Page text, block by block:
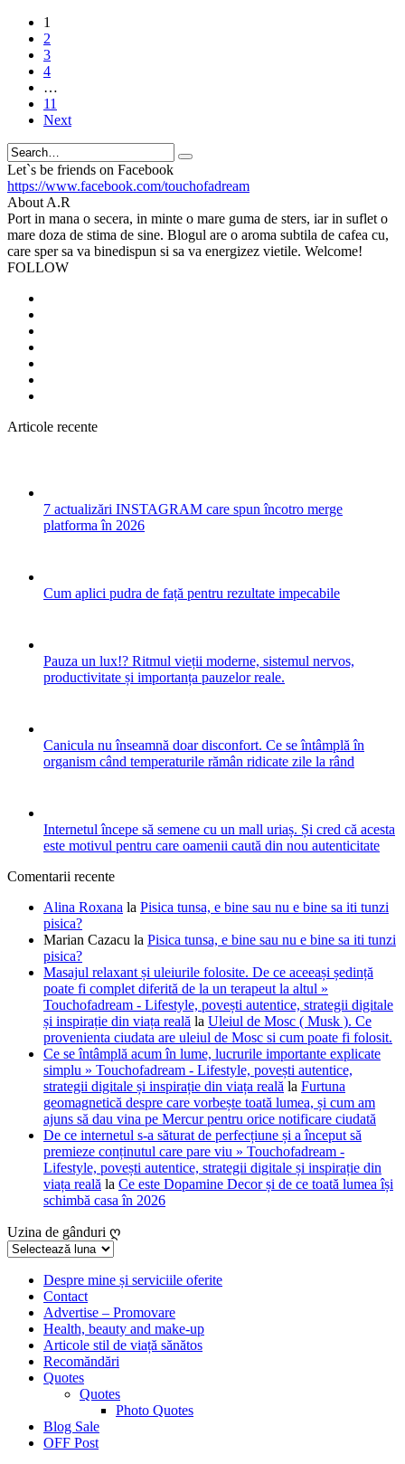
1
2
3
4
…
11
Next
Search
Let`s be friends on Facebook
https://www.facebook.com/touchofadream
About A.R
Port in mana o secera, in minte o mare guma de sters, iar in suflet o
mare doza de stima de sine. Blogul are o aroma subtila de cafea cu,
care sper sa va binedispun si sa va energizez vietile. Welcome!
FOLLOW
Articole recente
7 actualizări INSTAGRAM care spun încotro merge
platforma în 2026
Cum aplici pudra de față pentru rezultate impecabile
Pauza un lux!? Ritmul vieții moderne, sistemul nervos,
productivitate și importanța pauzelor reale.
Canicula nu înseamnă doar disconfort. Ce se întâmplă în
organism când temperaturile rămân ridicate zile la rând
Internetul începe să semene cu un mall uriaș. Și cred că acesta
este motivul pentru care oamenii caută din nou autenticitate
Comentarii recente
Alina Roxana la Pisica tunsa, e bine sau nu e bine sa iti tunzi
pisica?
Marian Cazacu la Pisica tunsa, e bine sau nu e bine sa iti tunzi
pisica?
Masajul relaxant și uleiurile folosite. De ce aceeași ședință
poate fi complet diferită de la un terapeut la altul »
Touchofadream - Lifestyle, povești autentice, strategii digitale
și inspirație din viața reală la Uleiul de Mosc ( Musk ). Ce
provenienta ciudata are uleiul de Mosc si cum poate fi folosit.
Ce se întâmplă acum în lume, lucrurile importante explicate
simplu » Touchofadream - Lifestyle, povești autentice,
strategii digitale și inspirație din viața reală la Furtuna
geomagnetică despre care vorbește toată lumea, și cum am
ajuns să dau vina pe Mercur pentru orice notificare ciudată
De ce internetul s-a săturat de perfecțiune și a început să
premieze conținutul care pare viu » Touchofadream -
Lifestyle, povești autentice, strategii digitale și inspirație din
viața reală la Ce este Dopamine Decor și de ce toată lumea își
schimbă casa în 2026
Uzina de gânduri ღ
Uzina
gânduriDespre mine și serviciile oferite
Contact
Advertise – Promovare
Health, beauty and make-up
Articole stil de viață sănătos
Recomăndări
Quotes
Quotes
Photo Quotes
Blog Sale
OFF Post